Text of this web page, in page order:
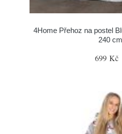
4Home Přehoz na postel
240 cm
699 Kč